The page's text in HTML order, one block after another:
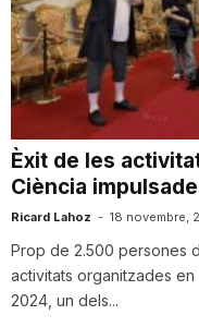
T
r
r
Èxit de les
Ciència
Ricard Lahoz - 18 novembre,
Prop de 2.500 persones
activitats organitzades
2024, un dels...